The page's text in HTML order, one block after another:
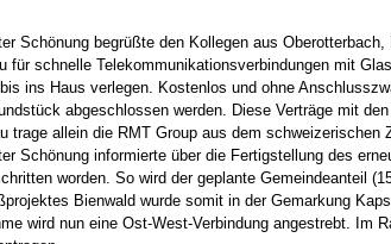
Schönung begrüßte den Kollegen aus
für schnelle Telekommunikationsverbindungen mit
ins Haus verlegen. Kostenlos und ohne
abgeschlossen werden. Diese Verträge mit
trage allein die RMT Group aus dem schweizerischen
Schönung informierte über die Fertigstellung des
worden. So wird der geplante Gemeindeanteil
Bienwald wurde somit in der Gemarkung
wird nun eine Ost-West-Verbindung angestrebt. Im